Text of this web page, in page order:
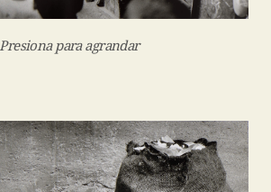
Presiona para agrandar